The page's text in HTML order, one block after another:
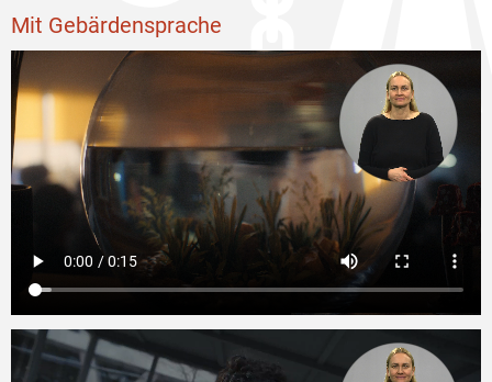
Mit Gebärdensprache